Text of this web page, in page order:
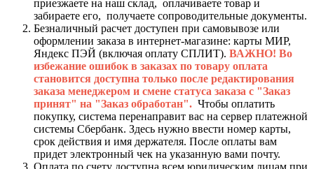
приезжаете на наш склад, оплачиваете товар и
забираете его, получаете сопроводительные документы.
Безналичный расчет доступен при самовывозе или
оформлении заказа в интернет-магазине: карты МИР,
Яндекс ПЭЙ (включая оплату СПЛИТ). ВАЖНО! Во
избежание ошибок в заказах по товару оплата
становится доступна только после редактирования
заказа менеджером и смене статуса заказа с "Заказ
принят" на "Заказ обработан". Чтобы оплатить
покупку, система перенаправит вас на сервер платежной
системы Сбербанк. Здесь нужно ввести номер карты,
срок действия и имя держателя. После оплаты вам
придет электронный чек на указанную вами почту.
Оплата по счету доступна всем юридическим лицам при